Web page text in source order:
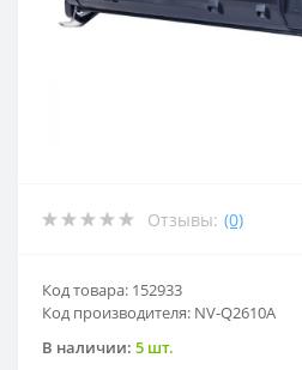
Отзывы: (0)
Код товара: 152933
Код производителя: NV-Q2610A
В наличии: 5 шт.